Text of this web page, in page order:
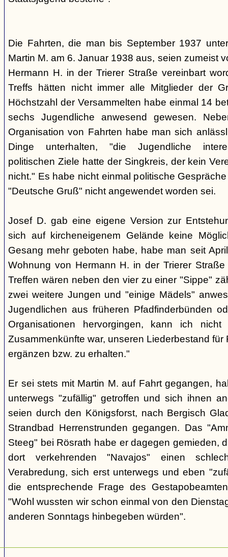
Die Fahrten, die man bis September 1937
Martin M. am 6. Januar 1938 aus, seien zumeist
Hermann H. in der Trierer Straße vereinbart
Treffs hätten nicht immer alle Mitglieder der
Höchstzahl der Versammelten habe einmal 14
sechs Jugendliche anwesend gewesen.
Organisation von Fahrten habe man sich
Dinge unterhalten, "die Jugendliche
politischen Ziele hatte der Singkreis, der kein
nicht." Es habe nicht einmal politische
"Deutsche Gruß" nicht angewendet worden sei.
Josef D. gab eine eigene Version zur
sich auf kircheneigenem Gelände keine
Gesang mehr geboten habe, habe man seit
Wohnung von Hermann H. in der Trierer
Treffen wären neben den vier zu einer "Sippe"
zwei weitere Jungen und "einige Mädels"
Jugendlichen aus früheren Pfadfinderbünden
Organisationen hervorgingen, kann ich
Zusammenkünfte war, unseren Liederbestand
ergänzen bzw. zu erhalten."
Er sei stets mit Martin M. auf Fahrt gegangen,
unterwegs "zufällig" getroffen und sich ihnen
seien durch den Königsforst, nach Bergisch
Strandbad Herrenstrunden gegangen. Das
Steeg" bei Rösrath habe er dagegen gemieden,
dort verkehrenden "Navajos" einen
Verabredung, sich erst unterwegs und eben
die entsprechende Frage des
"Wohl wussten wir schon einmal von den
anderen Sonntags hinbegeben würden".